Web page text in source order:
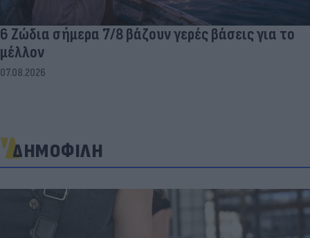
6 Ζώδια σήμερα 7/8 βάζουν γερές βάσεις για το
μέλλον
07.08.2026
ΔΗΜΟΦΙΛΗ